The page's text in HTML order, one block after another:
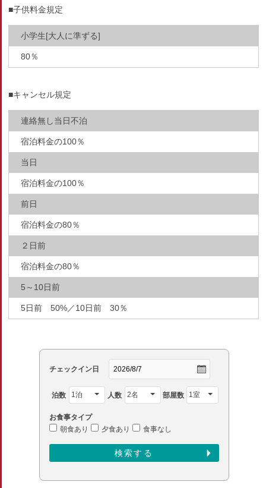
■子供料金規定
小学生[大人に準ずる]
80％
■キャンセル規定
連絡無し当日不泊
宿泊料金の100％
当日
宿泊料金の100％
前日
宿泊料金の80％
２日前
宿泊料金の80％
5～10日前
5日前 50%／10日前 30％
チェックイン日
泊数 人数 部屋数
お食事タイプ
朝食あり
夕食あり 食事なし